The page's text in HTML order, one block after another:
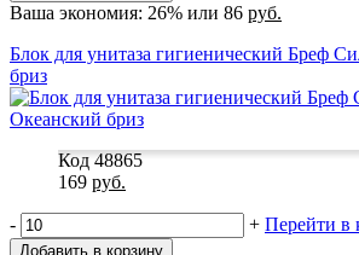
Ваша экономия: 26% или 86 руб.
Блок для унитаза гигиенический Бреф
бриз
Код 48865
169 руб.
- + Перейти в
Добавить в корзину